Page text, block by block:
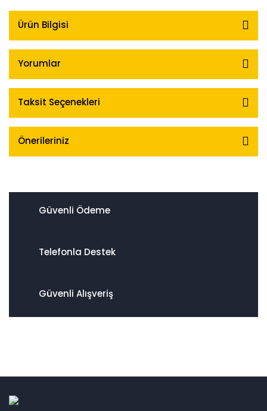
Ürün Bilgisi
Yorumlar
Taksit Seçenekleri
Önerileriniz
Güvenli Ödeme
Telefonla Destek
Güvenli Alışveriş